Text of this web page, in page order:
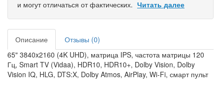
и могут отличаться от фактических. Читать далее
Описание
Отзывы (0)
65" 3840x2160 (4K UHD), матрица IPS, частота матрицы 120
Гц, Smart TV (Vidaa), HDR10, HDR10+, Dolby Vision, Dolby
Vision IQ, HLG, DTS:X, Dolby Atmos, AirPlay, Wi-Fi, смарт пульт